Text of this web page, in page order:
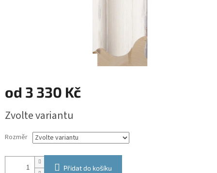
od 3 330 Kč
cena:
Zvolte variantu
Rozměr
Přidat do košíku